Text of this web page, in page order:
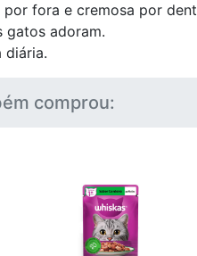
fora e cremosa por
gatos adoram.
diária.
comprou: